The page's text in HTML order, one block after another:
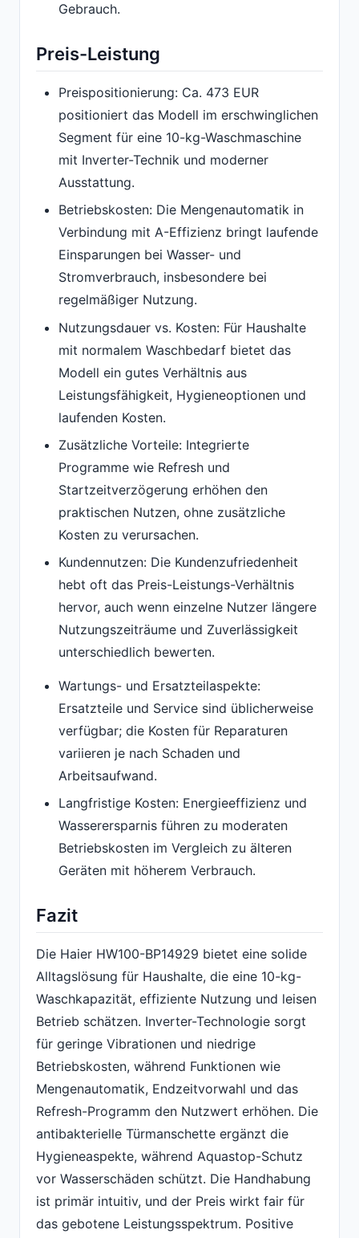
Gebrauch.
Preis-Leistung
Preispositionierung: Ca. 473 EUR
positioniert das Modell im erschwinglichen
Segment für eine 10-kg-Waschmaschine
mit Inverter-Technik und moderner
Ausstattung.
Betriebskosten: Die Mengenautomatik in
Verbindung mit A-Effizienz bringt laufende
Einsparungen bei Wasser- und
Stromverbrauch, insbesondere bei
regelmäßiger Nutzung.
Nutzungsdauer vs. Kosten: Für Haushalte
mit normalem Waschbedarf bietet das
Modell ein gutes Verhältnis aus
Leistungsfähigkeit, Hygieneoptionen und
laufenden Kosten.
Zusätzliche Vorteile: Integrierte
Programme wie Refresh und
Startzeitverzögerung erhöhen den
praktischen Nutzen, ohne zusätzliche
Kosten zu verursachen.
Kundennutzen: Die Kundenzufriedenheit
hebt oft das Preis-Leistungs-Verhältnis
hervor, auch wenn einzelne Nutzer längere
Nutzungszeiträume und Zuverlässigkeit
unterschiedlich bewerten.
Wartungs- und Ersatzteilaspekte:
Ersatzteile und Service sind üblicherweise
verfügbar; die Kosten für Reparaturen
variieren je nach Schaden und
Arbeitsaufwand.
Langfristige Kosten: Energieeffizienz und
Wasserersparnis führen zu moderaten
Betriebskosten im Vergleich zu älteren
Geräten mit höherem Verbrauch.
Fazit
Die Haier HW100-BP14929 bietet eine solide
Alltagslösung für Haushalte, die eine 10-kg-
Waschkapazität, effiziente Nutzung und leisen
Betrieb schätzen. Inverter-Technologie sorgt
für geringe Vibrationen und niedrige
Betriebskosten, während Funktionen wie
Mengenautomatik, Endzeitvorwahl und das
Refresh-Programm den Nutzwert erhöhen. Die
antibakterielle Türmanschette ergänzt die
Hygieneaspekte, während Aquastop-Schutz
vor Wasserschäden schützt. Die Handhabung
ist primär intuitiv, und der Preis wirkt fair für
das gebotene Leistungsspektrum. Positive